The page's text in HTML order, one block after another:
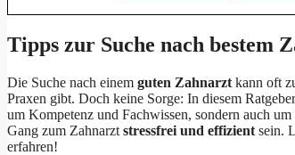
Tipps zur Suche nach bestem
Die Suche nach einem guten Zahnarzt kann oft
Praxen gibt. Doch keine Sorge: In diesem
um Kompetenz und Fachwissen, sondern auch um
Gang zum Zahnarzt stressfrei und effizient sein.
erfahren!